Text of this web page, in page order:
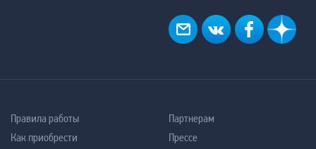
Правила работы
Как приобрести
Партнерам
Прессе